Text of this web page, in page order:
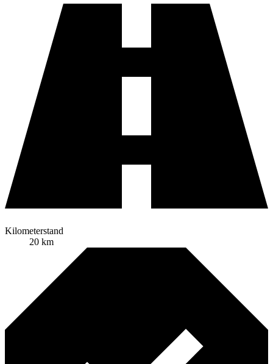
Kilometerstand
20 km